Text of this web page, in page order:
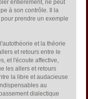
entièrement, ne peut
à son contrôle. Il la
pour prendre un exemple
et la théorie
et retours entre le
et l'écoute affective,
les allers et retours
la libre et audacieuse
au
dialectique